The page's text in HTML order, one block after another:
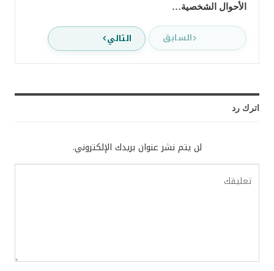
الأحوال الشخصية…
السابق التالي
اترك رد
لن يتم نشر عنوان بريدك الإلكتروني.